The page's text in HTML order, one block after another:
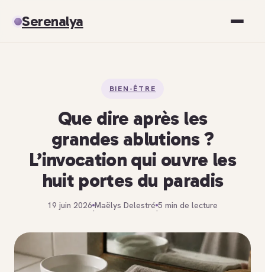
Serenalya
Spiritualité
Développement personnel
BIEN-ÊTRE
Que dire après les
grandes ablutions ?
L’invocation qui ouvre les
huit portes du paradis
19 juin 2026
·
Maëlys Delestré
·
5 min de lecture